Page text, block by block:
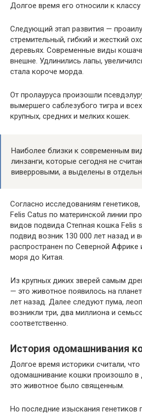
Долгое время его относили к
Следующий этап развития —
стремительный, гибкий и жесткий
деревьях. Современные виды
внешне. Удлинились лапы,
стала короче морда.
От пролауруса произошли
вымершего саблезубого тигра и
крупных, средних и мелких кошек.
Наиболее близки к современным
линзанги, которые сегодня не
виверровыми, а выделены в
Согласно исследованиям
Felis Catus по материнской линии
видов подвида Степная кошка Felis
подвид возник 130 000 лет назад и
распространен по Северной Африке
моря до Китая.
Из крупных диких зверей самым
— это животное появилось на
лет назад. Далее следуют пума,
возникли три, два миллиона и
соответственно.
История одомашнивания
Долгое время историки считали,
одомашнивание кошки произошло в
это животное было священным.
Но последние изыскания генетиков